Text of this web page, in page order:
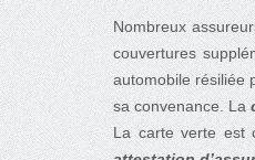
Nombreux
couvertures
automobile résiliée
sa convenance. La
La carte verte est